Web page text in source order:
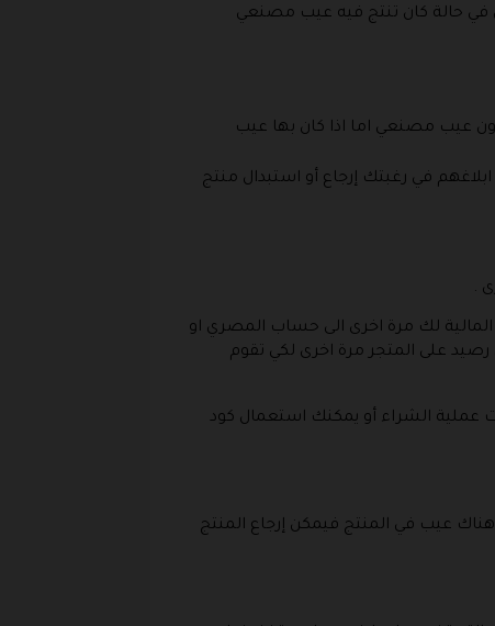
في حالة كان تنتج فيه عيب مصنعي
عيب مصنعي اما اذا كان بها عيب
قم بالاتصال بخدمة عملاء رسيس للعطور و يكون ذلك من خلال واتساب الرقم التالي 0555309306 و ابلاغهم في رغبتك إرجاع أو استبدال منتج
.
المالية لك مرة اخرى الى حساب المصري او
رصيد على المتجر مرة اخرى لكي تقوم
الشراء أو يمكنك استعمال كود
عيب في المنتج فيمكن إرجاع المنتج